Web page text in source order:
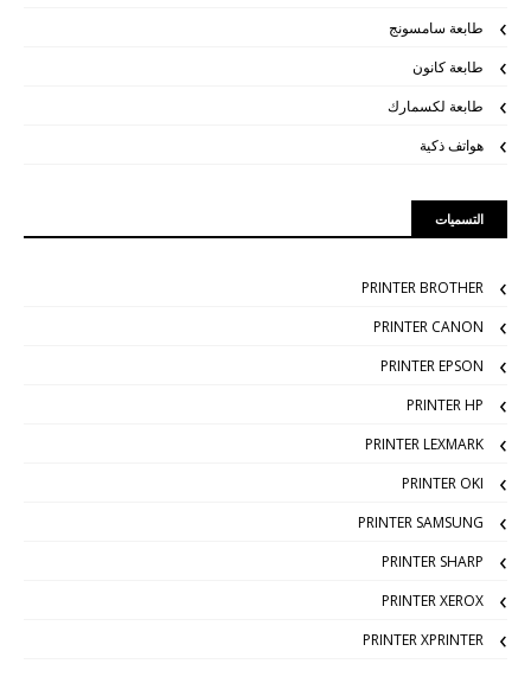
طابعة سامسونج
طابعة كانون
طابعة لكسمارك
هواتف ذكية
التسميات
PRINTER BROTHER
PRINTER CANON
PRINTER EPSON
PRINTER HP
PRINTER LEXMARK
PRINTER OKI
PRINTER SAMSUNG
PRINTER SHARP
PRINTER XEROX
PRINTER XPRINTER